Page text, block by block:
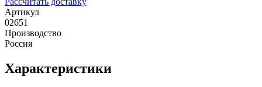
Артикул
02651
Производство
Россия
Характеристики